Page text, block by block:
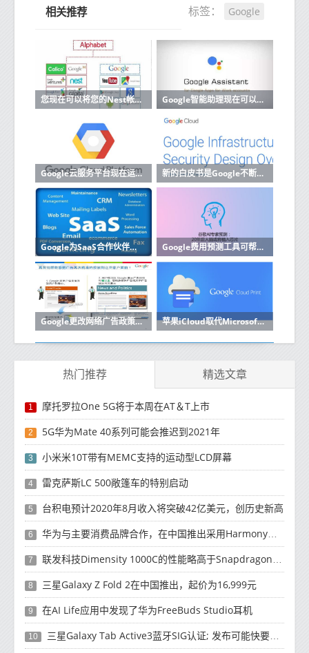
标签： Google
相关推荐
您现在可以将您的Nest帐户迁移到Google帐户 Google智能助理现在可以阅读和回复来自更多应用的消息
Google云服务平台现在运行内部部署 新的白皮书是Google不断努力使其云计算运营更加透明的一部分
Google为SaaS合作伙伴启动了新的云计划 Google费用预测工具可帮助企业改善预算云成本
Google更改网络广告政策以符合欧盟的GDPR 苹果iCloud取代Microsoft Azure缺席Google Cloud
热门推荐 精选文章
1 摩托罗拉One 5G将于本周在AT＆T上市
2 5G华为Mate 40系列可能会推迟到2021年
3 小米米10T带有MEMC支持的运动型LCD屏幕
4 雷克萨斯LC 500敞篷车的特别启动
5 台积电预计2020年8月收入将突破42亿美元，创历史新高
6 华为与主要消费品牌合作，在中国推出采用HarmonyOS 2.0的智能家居产品
7 联发科技Dimensity 1000C的性能略高于Snapdragon 765G
8 三星Galaxy Z Fold 2在中国推出，起价为16,999元
9 在AI Life应用中发现了华为FreeBuds Studio耳机
10 三星Galaxy Tab Active3蓝牙SIG认证; 发布可能快要结束了